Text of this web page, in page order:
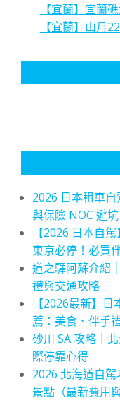
【宜蘭】宜蘭
【宜蘭】山月
2026 日本租車
與保險 NOC 避坑
【2026 日本自
東京必停！必買
道之驛阿蘇介紹
禮與交通攻略
【2026最新】
薦：美食、伴手
砂川 SA 攻略｜
際停靠心得
2026 北海道自
景點（最新費用